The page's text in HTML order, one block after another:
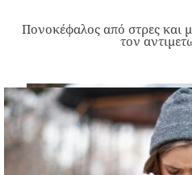
Πονοκέφαλος από στρες και
τον